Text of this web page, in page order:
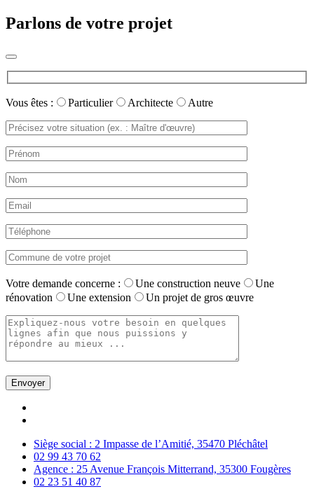
Parlons de votre projet
Vous êtes : Particulier Architecte Autre
Votre demande concerne : Une construction neuve
Une
rénovation
Une extension Un projet de gros œuvre
Skip
contentSiège social : 2 Impasse de l’Amitié, 35470 Pléchâtel
02 99 43 70 62
Agence : 25 Avenue François Mitterrand, 35300 Fougères
02 23 51 40 87